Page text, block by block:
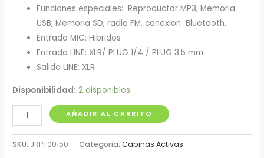
Funciones especiales: Reproductor MP3, Memoria
USB, Memoria SD, radio FM, conexion Bluetooth.
Entrada MIC: Hibridos
Entrada LINE: XLR/ PLUG 1/4 / PLUG 3.5 mm
Salida LINE: XLR
Disponibilidad: 2 disponibles
Cabina
Activa
12"
AÑADIR AL CARRITO
SKU: JRPT00150 Categoría:Cabinas Activas